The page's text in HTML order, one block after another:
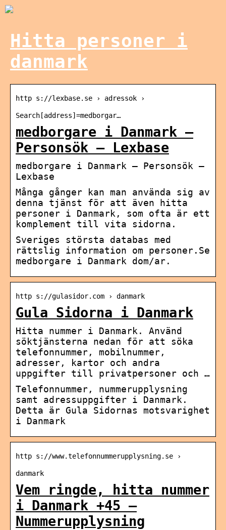
Hitta personer i
danmark
http s://lexbase.se › adressok ›
Search[address]=medborgar…
medborgare i Danmark –
Personsök – Lexbase
medborgare i Danmark – Personsök –
Lexbase
Många gånger kan man använda sig av
denna tjänst för att även hitta
personer i Danmark, som ofta är ett
komplement till vita sidorna.
Sveriges största databas med
rättslig information om personer.Se
medborgare i Danmark dom/ar.
http s://gulasidor.com › danmark
Gula Sidorna i Danmark
Hitta nummer i Danmark. Använd
söktjänsterna nedan för att söka
telefonnummer, mobilnummer,
adresser, kartor och andra
uppgifter till privatpersoner och …
Telefonnummer, nummerupplysning
samt adressuppgifter i Danmark.
Detta är Gula Sidornas motsvarighet
i Danmark
http s://www.telefonnummerupplysning.se ›
danmark
Vem ringde, hitta nummer
i Danmark +45 –
Nummerupplysning